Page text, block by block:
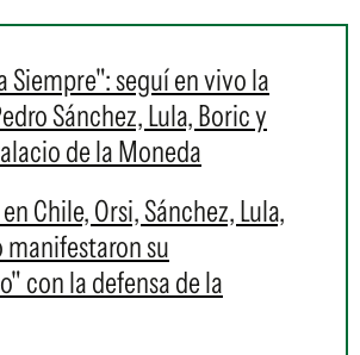
Siempre": seguí en vivo la
Sánchez, Lula, Boric y
de la Moneda
Chile, Orsi, Sánchez, Lula,
manifestaron su
con la defensa de la